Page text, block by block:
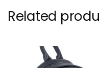
Related